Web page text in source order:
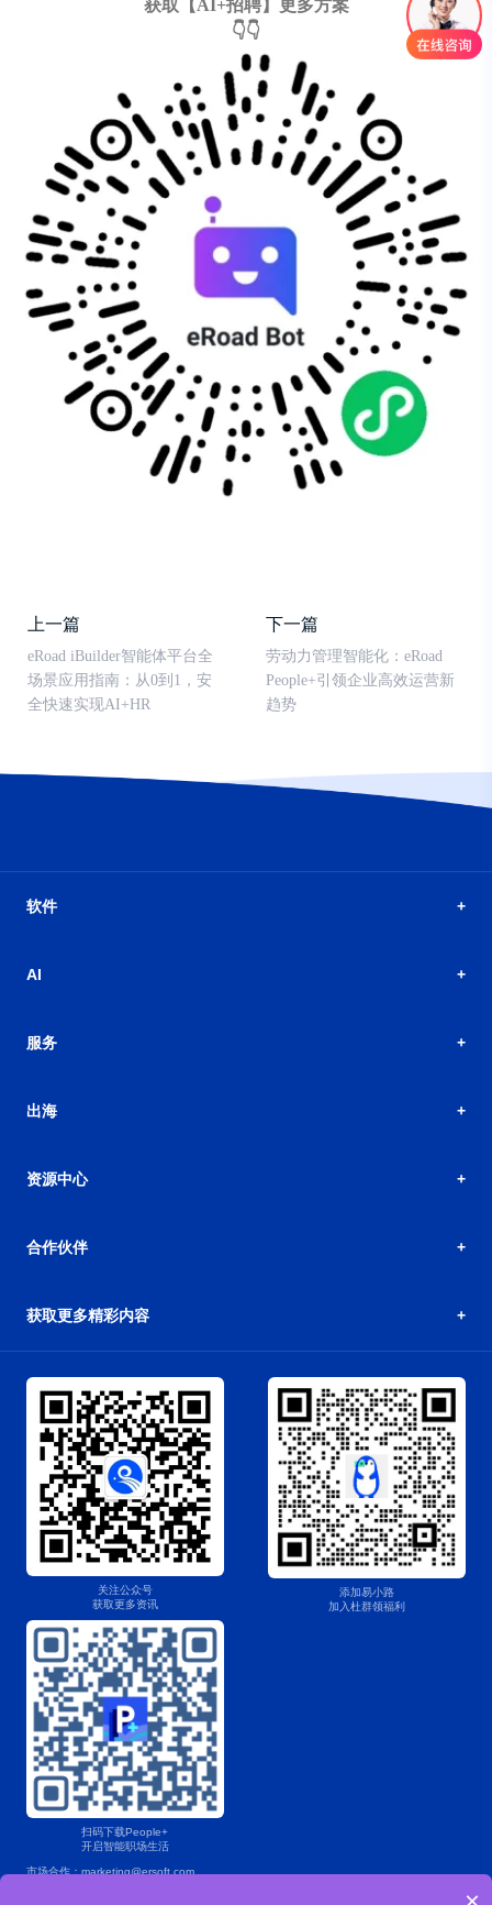
获取【AI+招聘】更多方案
👇👇
上一篇
eRoad iBuilder智能体平台全
场景应用指南：从0到1，安
全快速实现AI+HR
下一篇
劳动力管理智能化：eRoad
People+引领企业高效运营新
趋势
软件
AI
服务
出海
资源中心
合作伙伴
获取更多精彩内容
关注公众号
获取更多资讯
添加易小路
加入杜群领福利
扫码下载People+
开启智能职场生活
市场合作：marketing@ersoft.com